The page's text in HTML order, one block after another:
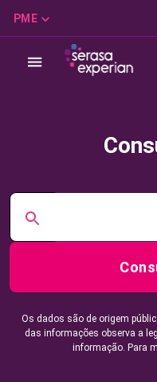
PME
Os dados são de origem
das informações observa a
informação. Para